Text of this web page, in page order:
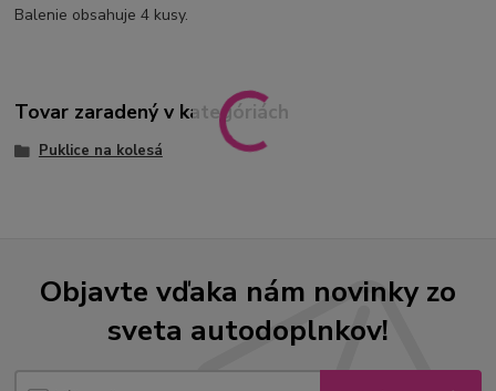
Balenie obsahuje 4 kusy.
Tovar zaradený v kategóriách
Puklice na kolesá
Objavte vďaka nám novinky zo
sveta autodoplnkov!